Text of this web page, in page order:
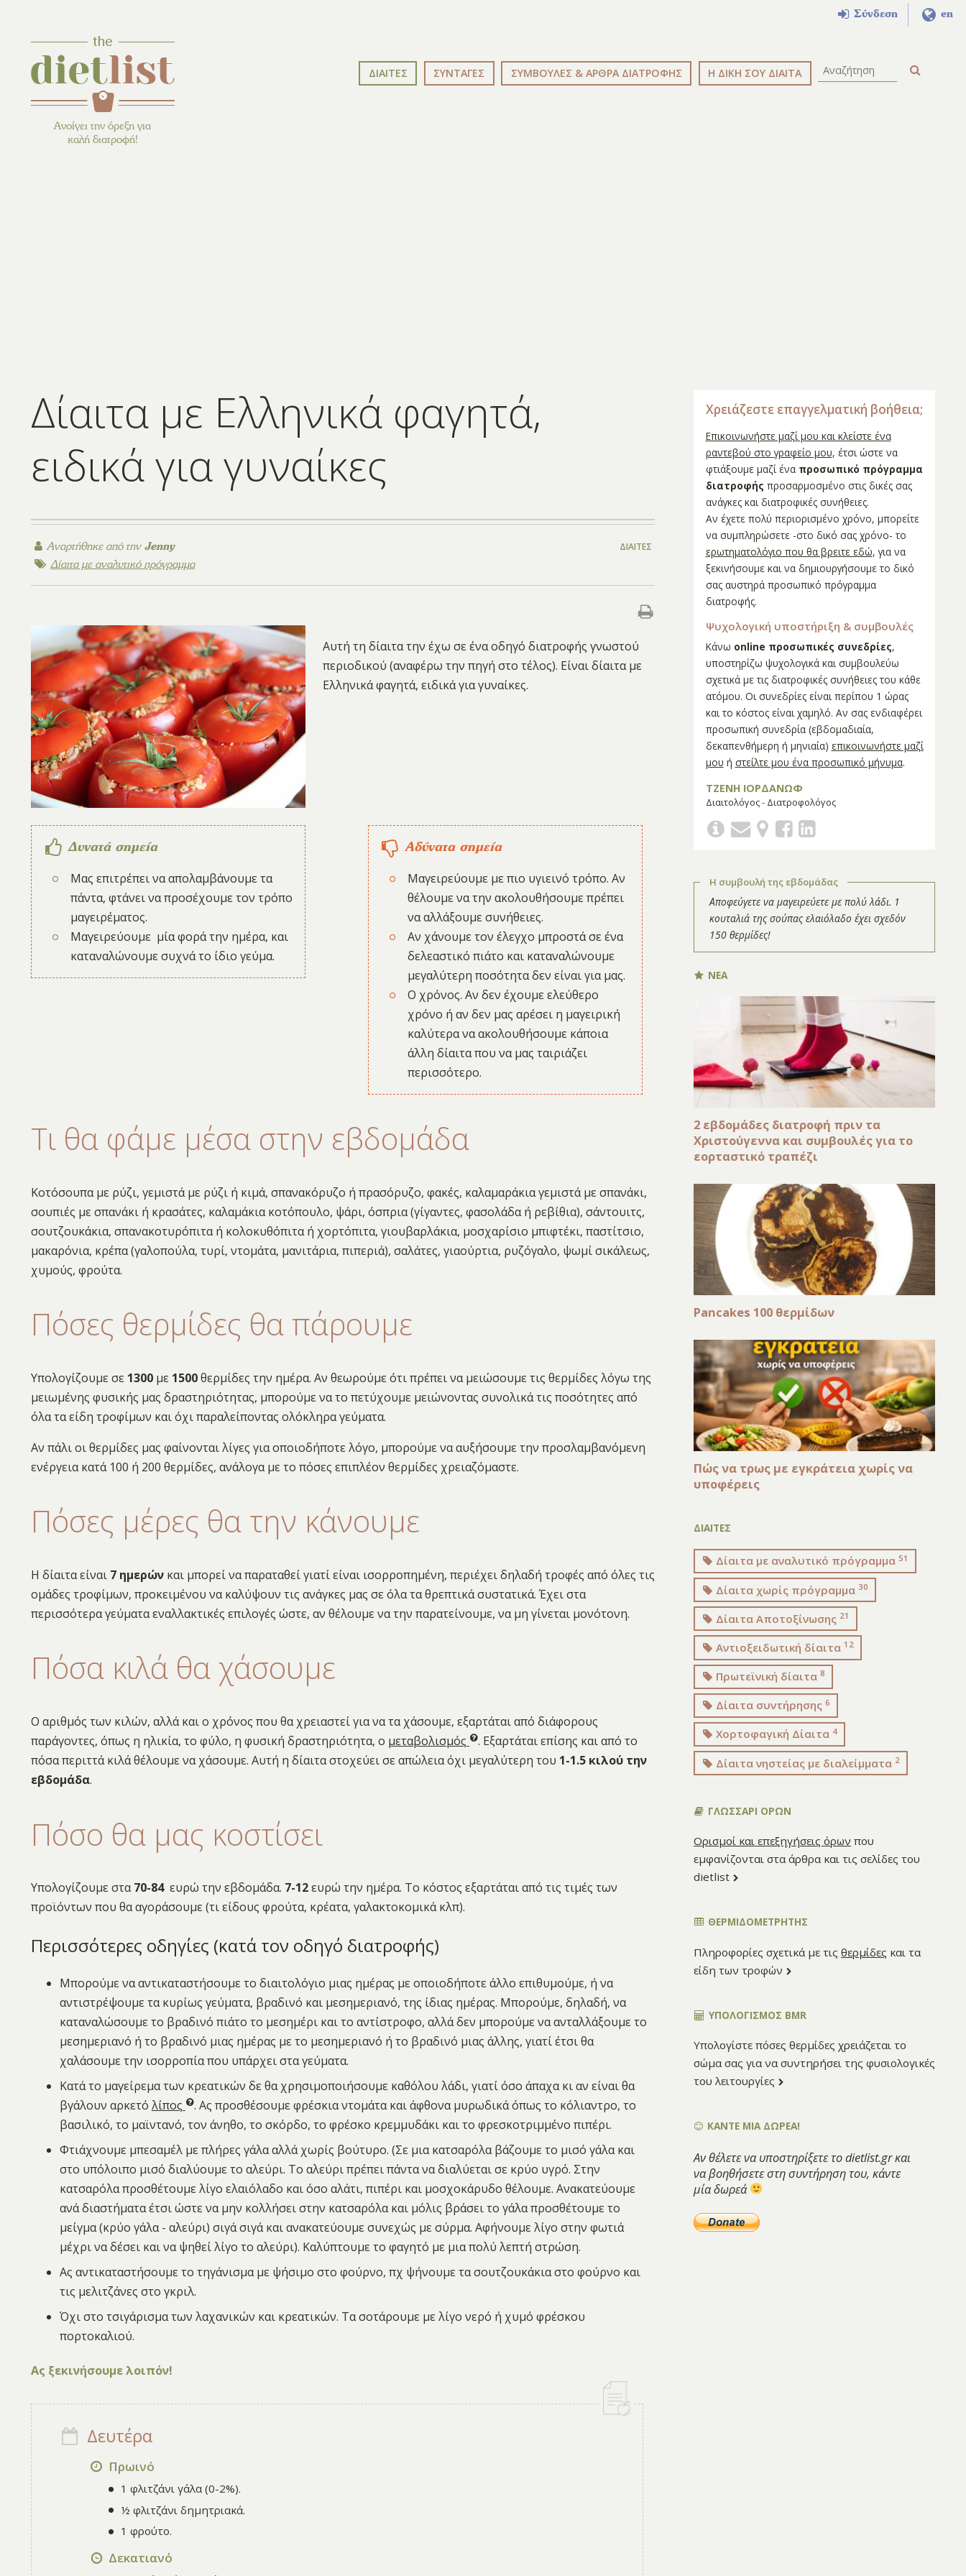
en
Σύνδεση
Ανοίγει την όρεξη για
καλή διατροφή!
ΔΙΑΙΤΕΣ ΣΥΝΤΑΓΕΣ ΣΥΜΒΟΥΛΕΣ & ΑΡΘΡΑ ΔΙΑΤΡΟΦΗΣ Η ΔΙΚΗ ΣΟΥ ΔΙΑΙΤΑ
Δίαιτα με Ελληνικά φαγητά,
ειδικά για γυναίκες
Αναρτήθηκε από τηνJenny ΔΊΑΙΤΕΣ
Δίαιτα με αναλυτικό πρόγραμμα
Αυτή τη δίαιτα την έχω σε ένα οδηγό διατροφής γνωστού
περιοδικού (αναφέρω την πηγή στο τέλος). Είναι δίαιτα με
Ελληνικά φαγητά, ειδικά για γυναίκες.
Δυνατά σημεία
Mας επιτρέπει να απολαμβάνουμε τα
πάντα, φτάνει να προσέχουμε τον τρόπο
μαγειρέματος.
Μαγειρεύουμε μία φορά την ημέρα, και
καταναλώνουμε συχνά το ίδιο γεύμα.
Αδύνατα σημεία
Μαγειρεύουμε με πιο υγιεινό τρόπο. Αν
θέλουμε να την ακολουθήσουμε πρέπει
να αλλάξουμε συνήθειες.
Αν χάνουμε τον έλεγχο μπροστά σε ένα
δελεαστικό πιάτο και καταναλώνουμε
μεγαλύτερη ποσότητα δεν είναι για μας.
Ο χρόνος. Αν δεν έχουμε ελεύθερο
χρόνο ή αν δεν μας αρέσει η μαγειρική
καλύτερα να ακολουθήσουμε κάποια
άλλη δίαιτα που να μας ταιριάζει
περισσότερο.
Τι θα φάμε μέσα στην εβδομάδα
Κοτόσουπα με ρύζι, γεμιστά με ρύζι ή κιμά, σπανακόρυζο ή πρασόρυζο, φακές, καλαμαράκια γεμιστά με σπανάκι,
σουπιές με σπανάκι ή κρασάτες, καλαμάκια κοτόπουλο, ψάρι, όσπρια (γίγαντες, φασολάδα ή ρεβίθια), σάντουιτς,
σουτζουκάκια, σπανακοτυρόπιτα ή κολοκυθόπιτα ή χορτόπιτα, γιουβαρλάκια, μοσχαρίσιο μπιφτέκι, παστίτσιο,
μακαρόνια, κρέπα (γαλοπούλα, τυρί, ντομάτα, μανιτάρια, πιπεριά), σαλάτες, γιαούρτια, ρυζόγαλο, ψωμί σικάλεως,
χυμούς, φρούτα.
Πόσες θερμίδες θα πάρουμε
Υπολογίζουμε σε 1300 με 1500θερμίδες την ημέρα. Αν θεωρούμε ότι πρέπει να μειώσουμε τις θερμίδες λόγω της
μειωμένης φυσικής μας δραστηριότητας, μπορούμε να το πετύχουμε μειώνοντας συνολικά τις ποσότητες από
όλα τα είδη τροφίμων και όχι παραλείποντας ολόκληρα γεύματα.
Αν πάλι οι θερμίδες μας φαίνονται λίγες για οποιοδήποτε λόγο, μπορούμε να αυξήσουμε την προσλαμβανόμενη
ενέργεια κατά 100 ή 200 θερμίδες, ανάλογα με το πόσες επιπλέον θερμίδες χρειαζόμαστε.
Πόσες μέρες θα την κάνουμε
Η δίαιτα είναι 7 ημερώνκαι μπορεί να παραταθεί γιατί είναι ισορροπημένη, περιέχει δηλαδή τροφές από όλες τις
ομάδες τροφίμων, προκειμένου να καλύψουν τις ανάγκες μας σε όλα τα θρεπτικά συστατικά. Έχει στα
περισσότερα γεύματα εναλλακτικές επιλογές ώστε, αν θέλουμε να την παρατείνουμε, να μη γίνεται μονότονη.
Πόσα κιλά θα χάσουμε
Ο αριθμός των κιλών, αλλά και ο χρόνος που θα χρειαστεί για να τα χάσουμε, εξαρτάται από διάφορους
παράγοντες, όπως η ηλικία, το φύλο, η φυσική δραστηριότητα, ο μεταβολισμός
. Εξαρτάται επίσης και από το
πόσα περιττά κιλά θέλουμε να χάσουμε. Αυτή η δίαιτα στοχεύει σε απώλεια όχι μεγαλύτερη του 1-1.5 κιλού την
εβδομάδα.
Πόσο θα μας κοστίσει
Υπολογίζουμε στα70-84 ευρώ την εβδομάδα. 7-12ευρώ την ημέρα. Το κόστος εξαρτάται από τις τιμές των
προϊόντων που θα αγοράσουμε (τι είδους φρούτα, κρέατα, γαλακτοκομικά κλπ).
Περισσότερες οδηγίες (κατά τον οδηγό διατροφής)
Μπορούμε να αντικαταστήσουμε το διαιτολόγιο μιας ημέρας με οποιοδήποτε άλλο επιθυμούμε, ή να
αντιστρέψουμε τα κυρίως γεύματα, βραδινό και μεσημεριανό, της ίδιας ημέρας. Μπορούμε, δηλαδή, να
καταναλώσουμε το βραδινό πιάτο το μεσημέρι και το αντίστροφο, αλλά δεν μπορούμε να ανταλλάξουμε το
μεσημεριανό ή το βραδινό μιας ημέρας με το μεσημεριανό ή το βραδινό μιας άλλης, γιατί έτσι θα
χαλάσουμε την ισορροπία που υπάρχει στα γεύματα.
Κατά το μαγείρεμα των κρεατικών δε θα χρησιμοποιήσουμε καθόλου λάδι, γιατί όσο άπαχα κι αν είναι θα
βγάλουν αρκετό λίπος
. Ας προσθέσουμε φρέσκια ντομάτα και άφθονα μυρωδικά όπως το κόλιαντρο, το
βασιλικό, το μαϊντανό, τον άνηθο, το σκόρδο, το φρέσκο κρεμμυδάκι και το φρεσκοτριμμένο πιπέρι.
Φτιάχνουμε μπεσαμέλ με πλήρες γάλα αλλά χωρίς βούτυρο. (Σε μια κατσαρόλα βάζουμε το μισό γάλα και
στο υπόλοιπο μισό διαλύουμε το αλεύρι. Το αλεύρι πρέπει πάντα να διαλύεται σε κρύο υγρό. Στην
κατσαρόλα προσθέτουμε λίγο ελαιόλαδο και όσο αλάτι, πιπέρι και μοσχοκάρυδο θέλουμε. Ανακατεύουμε
ανά διαστήματα έτσι ώστε να μην κολλήσει στην κατσαρόλα και μόλις βράσει το γάλα προσθέτουμε το
μείγμα (κρύο γάλα - αλεύρι) σιγά σιγά και ανακατεύουμε συνεχώς με σύρμα. Αφήνουμε λίγο στην φωτιά
μέχρι να δέσει και να ψηθεί λίγο το αλεύρι). Καλύπτουμε το φαγητό με μια πολύ λεπτή στρώση.
Ας αντικαταστήσουμε το τηγάνισμα με ψήσιμο στο φούρνο, πχ ψήνουμε τα σουτζουκάκια στο φούρνο και
τις μελιτζάνες στο γκριλ.
Όχι στο τσιγάρισμα των λαχανικών και κρεατικών. Τα σοτάρουμε με λίγο νερό ή χυμό φρέσκου
πορτοκαλιού.
Ας ξεκινήσουμε λοιπόν!
Δευτέρα
Πρωινό
1 φλιτζάνι γάλα (0-2%).
½ φλιτζάνι δημητριακά.
1 φρούτο.
Δεκατιανό
Χρειάζεστε επαγγελματική βοήθεια;
Επικοινωνήστε μαζί μου και κλείστε ένα
ραντεβού στο γραφείο μου, έτσι ώστε να
φτιάξουμε μαζί ένα προσωπικό πρόγραμμα
διατροφής προσαρμοσμένο στις δικές σας
ανάγκες και διατροφικές συνήθειες.
Αν έχετε πολύ περιορισμένο χρόνο, μπορείτε
να συμπληρώσετε -στο δικό σας χρόνο- το
ερωτηματολόγιο που θα βρειτε εδώ, για να
ξεκινήσουμε και να δημιουργήσουμε το δικό
σας αυστηρά προσωπικό πρόγραμμα
διατροφής.
Ψυχολογική υποστήριξη & συμβουλές
Κάνω online προσωπικές συνεδρίες,
υποστηρίζω ψυχολογικά και συμβουλεύω
σχετικά με τις διατροφικές συνήθειες του κάθε
ατόμου. Οι συνεδρίες είναι περίπου 1 ώρας
και το κόστος είναι χαμηλό. Αν σας ενδιαφέρει
προσωπική συνεδρία (εβδομαδιαία,
δεκαπενθήμερη ή μηνιαία) επικοινωνήστε μαζί
μου ή στείλτε μου ένα προσωπικό μήνυμα.
ΤΖΕΝΗ ΙΟΡΔΑΝΩΦ
Διαιτολόγος - Διατροφολόγος
Η συμβουλή της εβδομάδας
Αποφεύγετε να μαγειρεύετε με πολύ λάδι. 1
κουταλιά της σούπας ελαιόλαδο έχει σχεδόν
150 θερμίδες!
ΝΕΑ
2 εβδομάδες διατροφή πριν τα
Χριστούγεννα και συμβουλές για το
εορταστικό τραπέζι
Pancakes 100 θερμίδων
Πώς να τρως με εγκράτεια χωρίς να
υποφέρεις
ΔΙΑΙΤΕΣ
Δίαιτα με αναλυτικό πρόγραμμα51
Δίαιτα χωρίς πρόγραμμα 30
Δίαιτα Αποτοξίνωσης 21
Αντιοξειδωτική δίαιτα 12
Πρωτεϊνική δίαιτα8
Δίαιτα συντήρησης6
Χορτοφαγική Δίαιτα 4
Δίαιτα νηστείας με διαλείμματα 2
ΓΛΩΣΣΑΡΙ ΟΡΩΝ
Ορισμοί και επεξηγήσεις όρων που
εμφανίζονται στα άρθρα και τις σελίδες του
dietlist
ΘΕΡΜΙΔΟΜΕΤΡΗΤΗΣ
Πληροφορίες σχετικά με τιςθερμίδες και τα
είδη των τροφών
ΥΠΟΛΟΓΙΣΜΌΣ BMR
Υπολογίστε πόσες θερμίδες χρειάζεται το
σώμα σας για να συντηρήσει της φυσιολογικές
του λειτουργίες
ΚΑΝΤΕ ΜΙΑ ΔΩΡΕΑ!
Αν θέλετε να υποστηρίξετε το dietlist.gr και
να βοηθήσετε στη συντήρηση του, κάντε
μία δωρεά